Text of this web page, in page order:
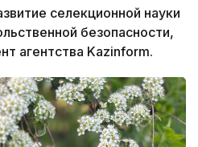
селекционной науки
безопасности,
агентства Kazinform.